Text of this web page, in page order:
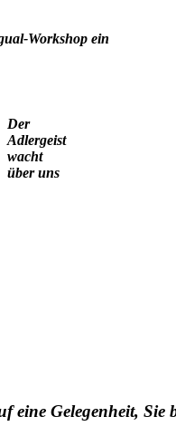
Workshop ein
Der
Adlergeist
wacht
über uns
eine Gelegenheit,